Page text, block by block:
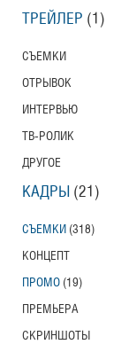
ТРЕЙЛЕР (1)
СЪЕМКИ
ОТРЫВОК
ИНТЕРВЬЮ
ТВ-РОЛИК
ДРУГОЕ
КАДРЫ (21)
СЪЕМКИ (318)
КОНЦЕПТ
ПРОМО (19)
ПРЕМЬЕРА
СКРИНШОТЫ